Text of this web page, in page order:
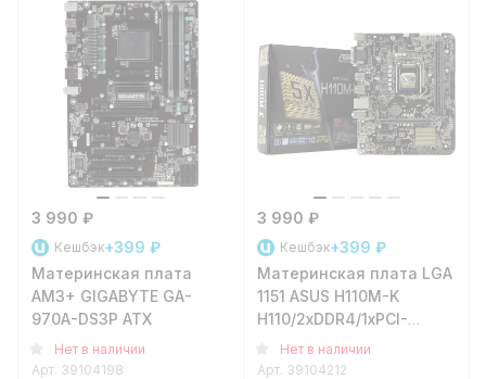
3 990 ₽
Кешбэк+399 ₽
Материнская плата
AM3+ GIGABYTE GA-
970A-DS3P ATX
Нет в наличии
Арт. 39104198
3 990 ₽
Кешбэк+399 ₽
Материнская плата LGA
1151 ASUS H110M-K
H110/2xDDR4/1xPCI-
e16/2xPCI-
e1/4xSATA3/4xUSB3.1/
Нет в наличии
Арт. 39104212